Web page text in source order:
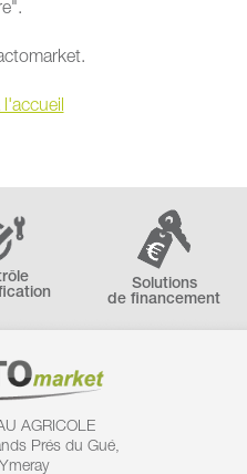
l'accueil
Solutions
de financement
AGRICOLE
Prés du Gué,